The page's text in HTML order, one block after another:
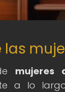
las
mujeres
a lo